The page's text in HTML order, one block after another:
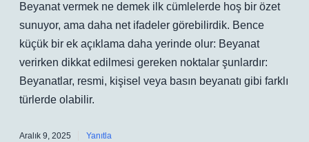
Beyanat vermek ne demek ilk cümlelerde hoş bir özet
sunuyor, ama daha net ifadeler görebilirdik. Bence
küçük bir ek açıklama daha yerinde olur: Beyanat
verirken dikkat edilmesi gereken noktalar şunlardır:
Beyanatlar, resmi, kişisel veya basın beyanatı gibi farklı
türlerde olabilir.
Aralık 9, 2025 Yanıtla